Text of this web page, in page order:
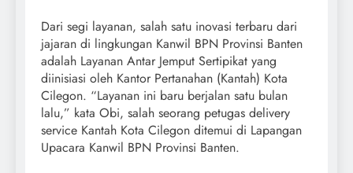
Dari segi layanan, salah satu inovasi terbaru dari
jajaran di lingkungan Kanwil BPN Provinsi Banten
adalah Layanan Antar Jemput Sertipikat yang
diinisiasi oleh Kantor Pertanahan (Kantah) Kota
Cilegon. “Layanan ini baru berjalan satu bulan
lalu,” kata Obi, salah seorang petugas delivery
service Kantah Kota Cilegon ditemui di Lapangan
Upacara Kanwil BPN Provinsi Banten.